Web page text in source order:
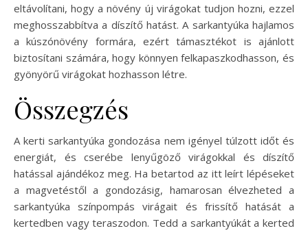
eltávolítani, hogy a növény új virágokat tudjon hozni, ezzel
meghosszabbítva a díszítő hatást. A sarkantyúka hajlamos
a kúszónövény formára, ezért támasztékot is ajánlott
biztosítani számára, hogy könnyen felkapaszkodhasson, és
gyönyörű virágokat hozhasson létre.
Összegzés
A kerti sarkantyúka gondozása nem igényel túlzott időt és
energiát, és cserébe lenyűgöző virágokkal és díszítő
hatással ajándékoz meg. Ha betartod az itt leírt lépéseket
a magvetéstől a gondozásig, hamarosan élvezheted a
sarkantyúka színpompás virágait és frissítő hatását a
kertedben vagy teraszodon. Tedd a sarkantyúkát a kerted